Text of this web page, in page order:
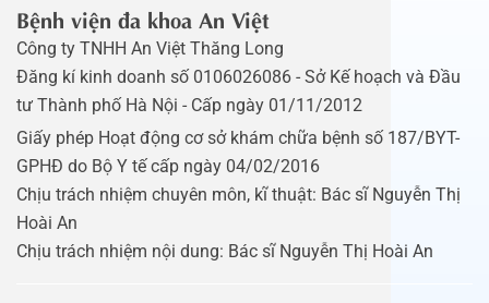
Bệnh viện đa khoa An Việt
Công ty TNHH An Việt Thăng Long
Đăng kí kinh doanh số 0106026086 - Sở Kế hoạch và Đầu
tư Thành phố Hà Nội - Cấp ngày 01/11/2012
Giấy phép Hoạt động cơ sở khám chữa bệnh số 187/BYT-
GPHĐ do Bộ Y tế cấp ngày 04/02/2016
Chịu trách nhiệm chuyên môn, kĩ thuật: Bác sĩ Nguyễn Thị
Hoài An
Chịu trách nhiệm nội dung: Bác sĩ Nguyễn Thị Hoài An